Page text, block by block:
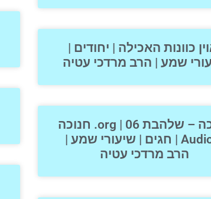
כוונות האכילה | יחודים |
שמע | הרב מרדכי עטיה
חנוכה – שלהבת org | 06. חנוכה
– Audio | חגים | שיעורי שמע |
הרב מרדכי עטיה